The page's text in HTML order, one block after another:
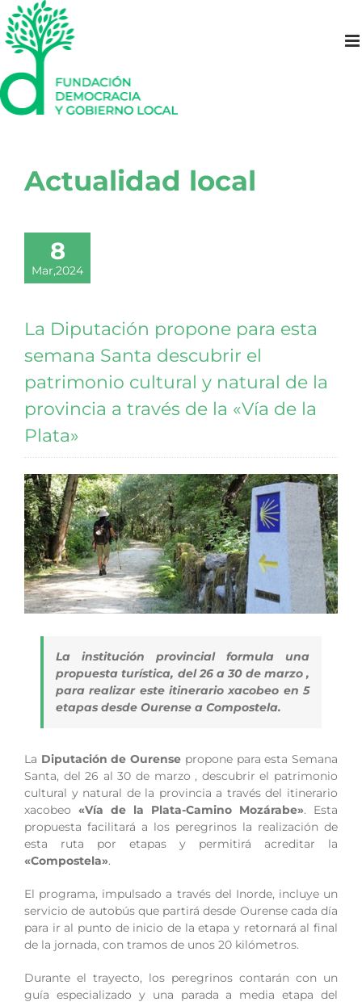
Saltar
al
contenido
Actualidad local
8
Mar,2024
La Diputación propone para esta
semana Santa descubrir el
patrimonio cultural y natural de la
provincia a través de la «Vía de la
Plata»
La institución provincial formula una
propuesta turística, del 26 a 30 de marzo ,
para realizar este itinerario xacobeo en 5
etapas desde Ourense a Compostela.
La Diputación de Ourense propone para esta Semana
Santa, del 26 al 30 de marzo , descubrir el patrimonio
cultural y natural de la provincia a través del itinerario
xacobeo «Vía de la Plata-Camino Mozárabe». Esta
propuesta facilitará a los peregrinos la realización de
esta ruta por etapas y permitirá acreditar la
«Compostela».
El programa, impulsado a través del Inorde, incluye un
servicio de autobús que partirá desde Ourense cada día
para ir al punto de inicio de la etapa y retornará al final
de la jornada, con tramos de unos 20 kilómetros.
Durante el trayecto, los peregrinos contarán con un
guía especializado y una parada a media etapa del